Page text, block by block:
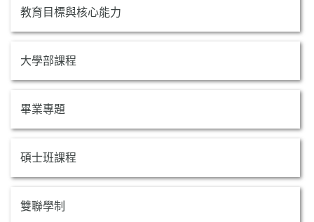
教育目標與核心能力
大學部課程
畢業專題
碩士班課程
雙聯學制